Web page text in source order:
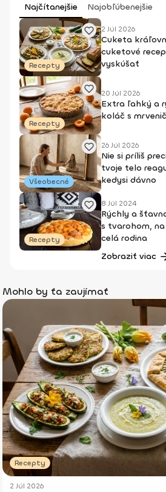
Najčítanejšie Najobľúbenejšie
Recepty
2 Júl 2026
Cuketa
cuketové
vyskúšať
Recepty
20 Júl 2026
Extra ľahký a
koláč s
Všeobecné
26 Júl 2026
Nie si príliš
tvoje telo
kedysi dávno
Recepty
8 Júl 2024
Rýchly a
s tvarohom,
celá rodina
Zobraziť viac
Mohlo by ťa zaujímať
Recepty
2 Júl 2026